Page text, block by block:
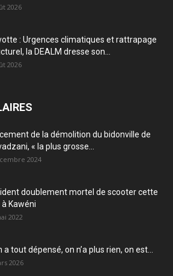
2026
: Urgences climatiques et rattrapage
la DEALM dresse son...
2026
de la démolition du bidonville de
« la plus grosse...
2024
doublement mortel de scooter cette
Kawéni
2022
a tout dépensé, on n’a plus rien, on est...
2026